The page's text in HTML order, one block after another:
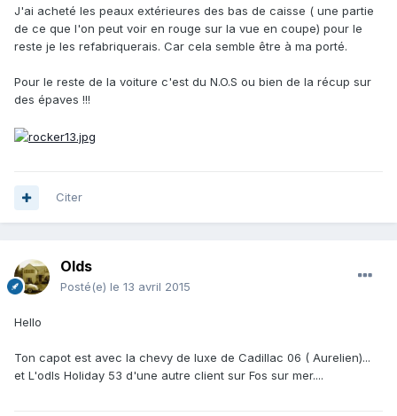
J'ai acheté les peaux extérieures des bas de caisse ( une partie
de ce que l'on peut voir en rouge sur la vue en coupe) pour le
reste je les refabriquerais. Car cela semble être à ma porté.
Pour le reste de la voiture c'est du N.O.S ou bien de la récup sur
des épaves !!!
Citer
Olds
Posté(e) le 13 avril 2015
Hello
Ton capot est avec la chevy de luxe de Cadillac 06 ( Aurelien)...
et L'odls Holiday 53 d'une autre client sur Fos sur mer....